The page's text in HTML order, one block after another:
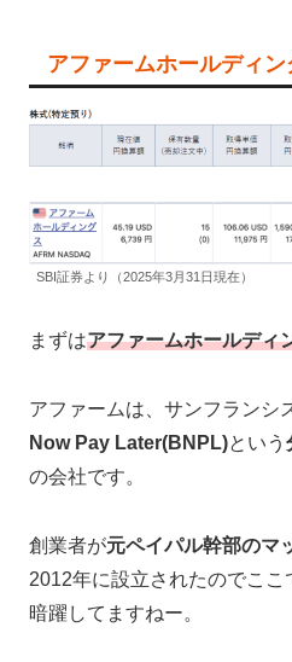
アファームホールディ
SBI証券より（2025年3月31日現在）
まずはアファームホールディ
アファームは、サンフランシ
Now Pay Later(BNPL)という
の会社です。
創業者が元ペイパル幹部のマ
2012年に設立されたのでここ
暗躍してますねー。